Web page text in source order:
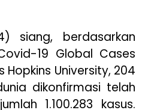
siang, berdasarkan
19 Global Cases
Hopkins University, 204
dikonfirmasi telah
1.100.283 kasus.